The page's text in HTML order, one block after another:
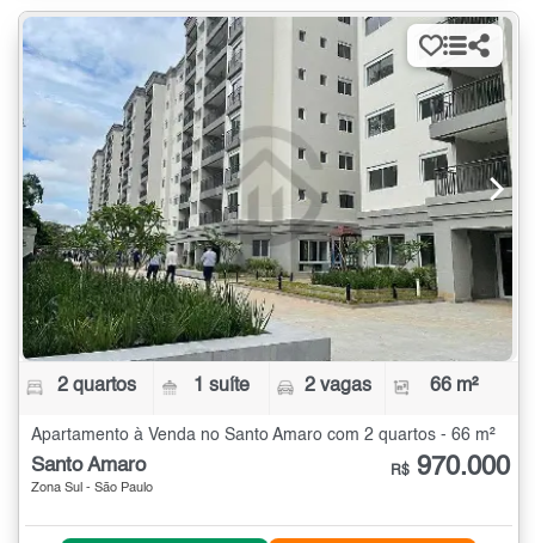
2 quartos 1 suíte 2 vagas 66 m²
Apartamento à Venda no Santo Amaro com 2 quartos - 66 m²
Santo Amaro
Zona Sul - São Paulo
R$ 970.000